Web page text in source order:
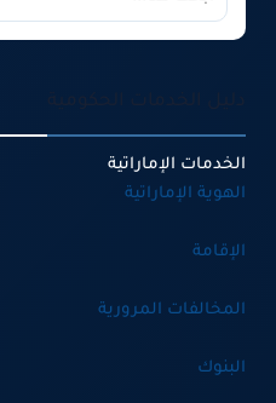
الخدمات الإماراتية
الهوية الإماراتية
الإقامة
المخالفات المرورية
البنوك